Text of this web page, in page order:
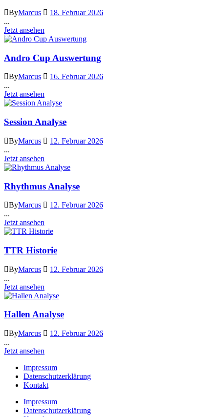
ByMarcus
18. Februar 2026
...
Jetzt ansehen
Andro Cup Auswertung
ByMarcus
16. Februar 2026
...
Jetzt ansehen
Session Analyse
ByMarcus
12. Februar 2026
...
Jetzt ansehen
Rhythmus Analyse
ByMarcus
12. Februar 2026
...
Jetzt ansehen
TTR Historie
ByMarcus
12. Februar 2026
...
Jetzt ansehen
Hallen Analyse
ByMarcus
12. Februar 2026
...
Jetzt ansehen
Impressum
Datenschutzerklärung
Kontakt
Impressum
Datenschutzerklärung